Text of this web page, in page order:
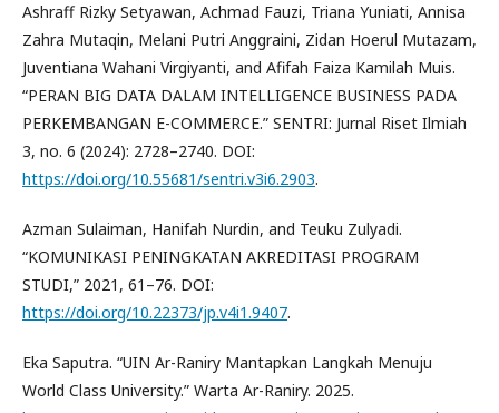
Ashraff Rizky Setyawan, Achmad Fauzi, Triana Yuniati, Annisa
Zahra Mutaqin, Melani Putri Anggraini, Zidan Hoerul Mutazam,
Juventiana Wahani Virgiyanti, and Afifah Faiza Kamilah Muis.
“PERAN BIG DATA DALAM INTELLIGENCE BUSINESS PADA
PERKEMBANGAN E-COMMERCE.” SENTRI: Jurnal Riset Ilmiah
3, no. 6 (2024): 2728–2740. DOI:
https://doi.org/10.55681/sentri.v3i6.2903.
Azman Sulaiman, Hanifah Nurdin, and Teuku Zulyadi.
“KOMUNIKASI PENINGKATAN AKREDITASI PROGRAM
STUDI,” 2021, 61–76. DOI:
https://doi.org/10.22373/jp.v4i1.9407.
Eka Saputra. “UIN Ar-Raniry Mantapkan Langkah Menuju
World Class University.” Warta Ar-Raniry. 2025.